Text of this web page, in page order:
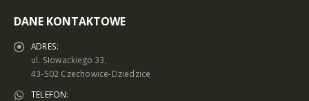
DANE KONTAKTOWE
ADRES:
ul. Słowackiego 33,
43-502 Czechowice-Dziedzice
TELEFON: